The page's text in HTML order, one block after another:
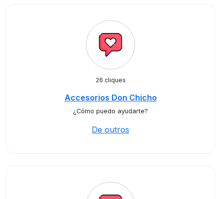
26 cliques
Accesorios Don Chicho
¿Cómo puedo ayudarte?
De outros